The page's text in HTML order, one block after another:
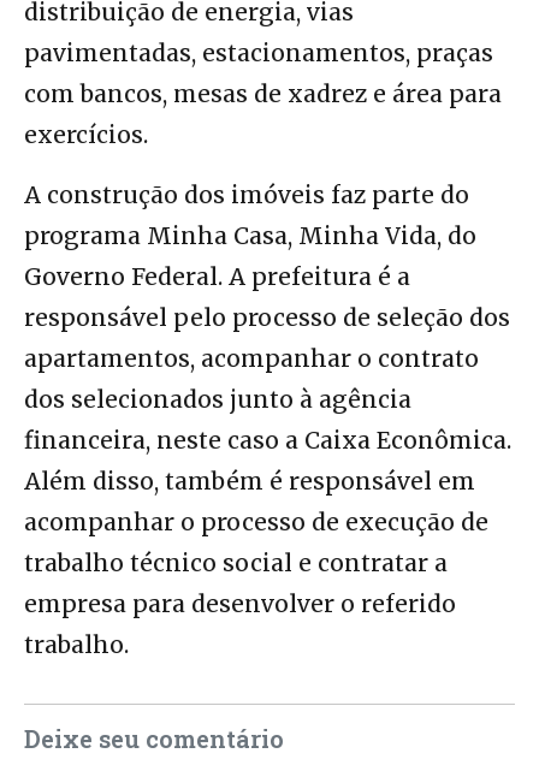
distribuição de energia, vias
pavimentadas, estacionamentos, praças
com bancos, mesas de xadrez e área para
exercícios.
A construção dos imóveis faz parte do
programa Minha Casa, Minha Vida, do
Governo Federal. A prefeitura é a
responsável pelo processo de seleção dos
apartamentos, acompanhar o contrato
dos selecionados junto à agência
financeira, neste caso a Caixa Econômica.
Além disso, também é responsável em
acompanhar o processo de execução de
trabalho técnico social e contratar a
empresa para desenvolver o referido
trabalho.
Deixe seu comentário